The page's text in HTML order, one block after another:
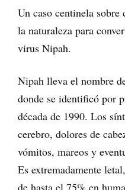
Un caso centinela
la naturaleza para
virus Nipah.
Nipah lleva el nombre
donde se identificó por
década de 1990. Los
cerebro, dolores de
vómitos, mareos y
Es extremadamente